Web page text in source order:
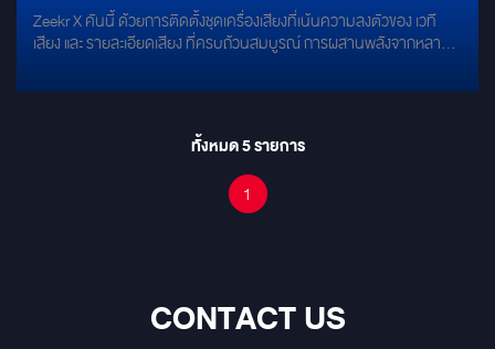
END ด้วยสูตรผสม INFINITY + AUDISON และ
Zeekr X คันนี้ ด้วยการติดตั้งชุดเครื่องเสียงที่เน้นความลงตัวของ เวที
เสียง และ รายละเอียดเสียง ที่ครบถ้วนสมบูรณ์ การผสานพลังจากหลาก
ทั้งหมด5รายการ
1
CONTACT US